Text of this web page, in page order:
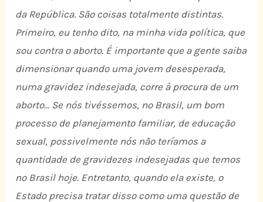
da República. São coisas totalmente distintas.
Primeiro, eu tenho dito, na minha vida política, que
sou contra o aborto. É importante que a gente saiba
dimensionar quando uma jovem desesperada,
numa gravidez indesejada, corre à procura de um
aborto… Se nós tivéssemos, no Brasil, um bom
processo de planejamento familiar, de educação
sexual, possivelmente nós não teríamos a
quantidade de gravidezes indesejadas que temos
no Brasil hoje. Entretanto, quando ela existe, o
Estado precisa tratar disso como uma questão de